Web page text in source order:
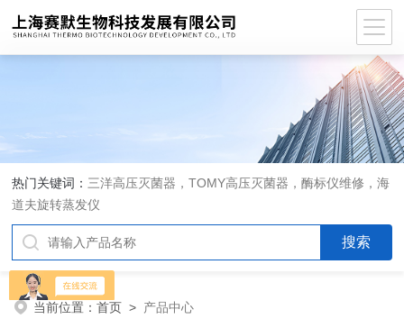
热门关键词： 三洋高压灭菌器，TOMY高压灭菌器，酶标仪维修，海
道夫旋转蒸发仪
当前位置：首页 > 产品中心